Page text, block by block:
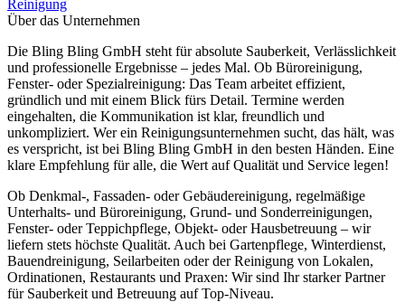
Reinigung
Über das Unternehmen
Die Bling Bling GmbH steht für absolute Sauberkeit, Verlässlichkeit
und professionelle Ergebnisse – jedes Mal. Ob Büroreinigung,
Fenster- oder Spezialreinigung: Das Team arbeitet effizient,
gründlich und mit einem Blick fürs Detail. Termine werden
eingehalten, die Kommunikation ist klar, freundlich und
unkompliziert. Wer ein Reinigungsunternehmen sucht, das hält, was
es verspricht, ist bei Bling Bling GmbH in den besten Händen. Eine
klare Empfehlung für alle, die Wert auf Qualität und Service legen!
Ob Denkmal-, Fassaden- oder Gebäudereinigung, regelmäßige
Unterhalts- und Büroreinigung, Grund- und Sonderreinigungen,
Fenster- oder Teppichpflege, Objekt- oder Hausbetreuung – wir
liefern stets höchste Qualität. Auch bei Gartenpflege, Winterdienst,
Bauendreinigung, Seilarbeiten oder der Reinigung von Lokalen,
Ordinationen, Restaurants und Praxen: Wir sind Ihr starker Partner
für Sauberkeit und Betreuung auf Top-Niveau.